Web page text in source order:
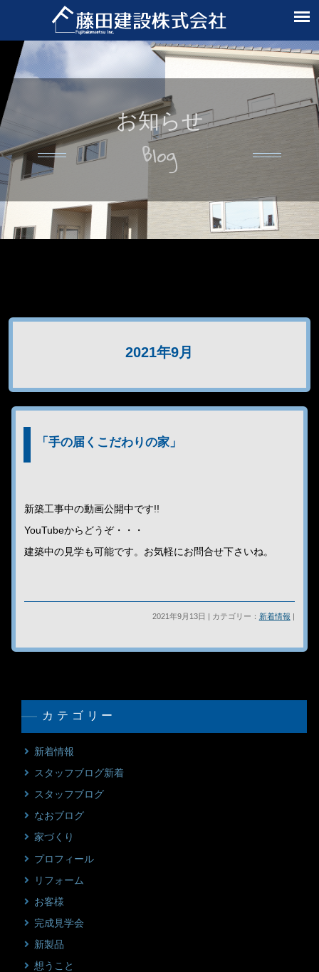
お知らせ
Blog
2021年9月
「手の届くこだわりの家」
新築工事中の動画公開中です!!
YouTubeからどうぞ・・・
建築中の見学も可能です。お気軽にお問合せ下さいね。
2021年9月13日 | カテゴリー： 新着情報 |
カテゴリー
新着情報
スタッフブログ新着
スタッフブログ
なおブログ
家づくり
プロフィール
リフォーム
お客様
完成見学会
新製品
想うこと